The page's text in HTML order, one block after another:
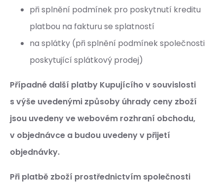
při splnění podmínek pro poskytnutí kreditu
platbou na fakturu se splatností
na splátky (při splnění podmínek společnosti
poskytující splátkový prodej)
Případné další platby Kupujícího v souvislosti
s výše uvedenými způsoby úhrady ceny zboží
jsou uvedeny ve webovém rozhraní obchodu,
v objednávce a budou uvedeny v přijetí
objednávky.
Při platbě zboží prostřednictvím společnosti